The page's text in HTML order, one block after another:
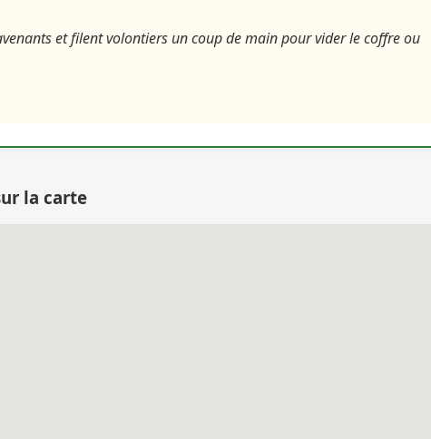
et filent volontiers un coup de main pour vider le coffre ou
la carte